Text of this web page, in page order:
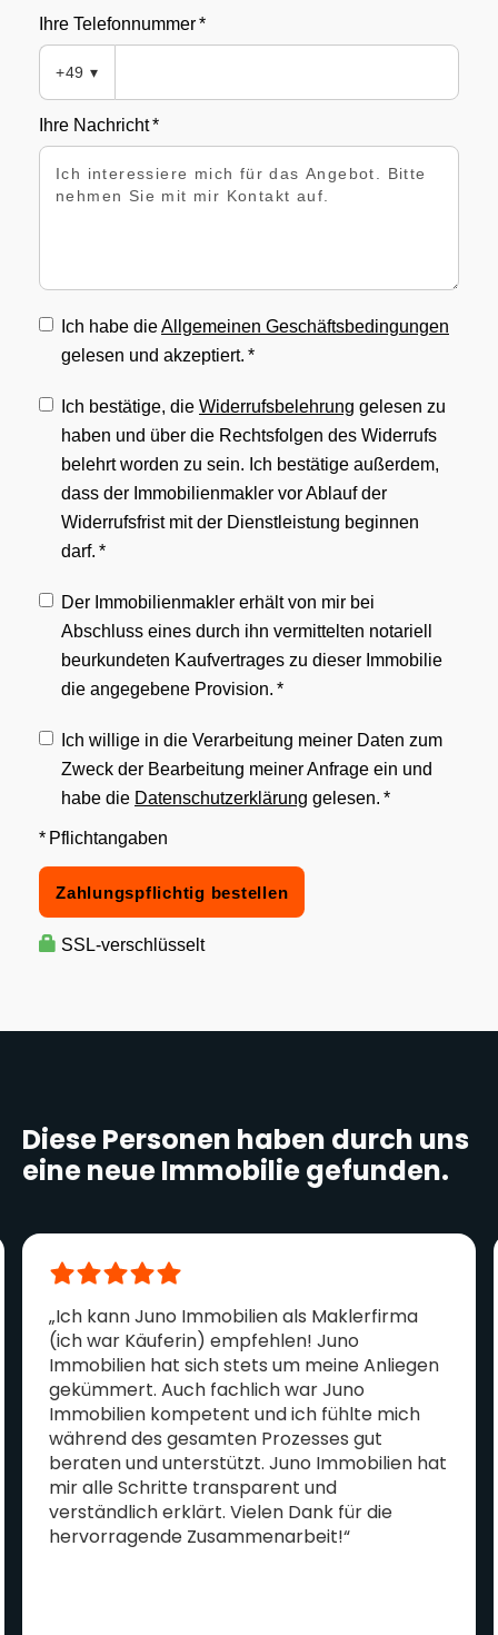
Diese Personen haben durch uns
eine neue Immobilie gefunden.
„Ich kann Juno Immobilien als Maklerfirma
(ich war Käuferin) empfehlen! Juno
Immobilien hat sich stets um meine Anliegen
gekümmert. Auch fachlich war Juno
Immobilien kompetent und ich fühlte mich
während des gesamten Prozesses gut
beraten und unterstützt. Juno Immobilien hat
mir alle Schritte transparent und
verständlich erklärt. Vielen Dank für die
hervorragende Zusammenarbeit!“